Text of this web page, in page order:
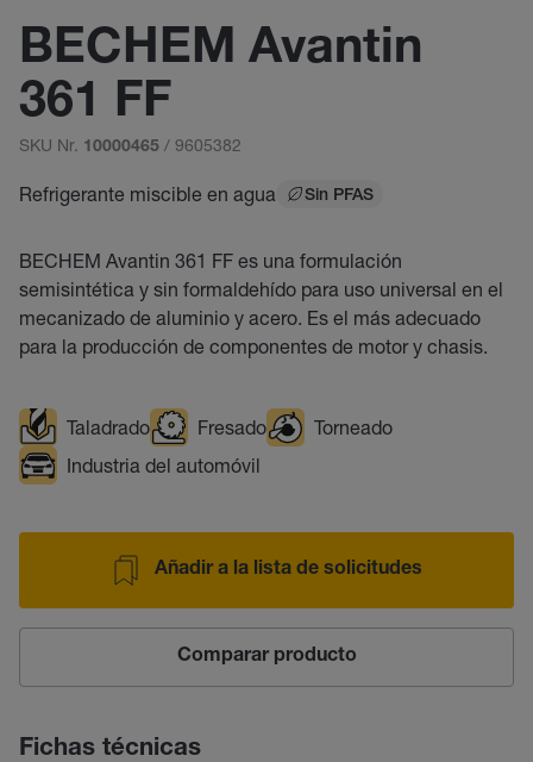
BECHEM Avantin
361 FF
SKU Nr. 10000465 / 9605382
Refrigerante miscible en agua Sin PFAS
BECHEM Avantin 361 FF es una formulación
semisintética y sin formaldehído para uso universal en el
mecanizado de aluminio y acero. Es el más adecuado
para la producción de componentes de motor y chasis.
Taladrado Fresado
Torneado
Industria del automóvil
Añadir a la lista de solicitudes
Comparar producto
Fichas técnicas